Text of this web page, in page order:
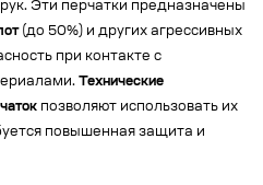
Эти перчатки предназначены
(до 50%) и других агрессивных
при контакте с
Технические
позволяют использовать их
повышенная защита и